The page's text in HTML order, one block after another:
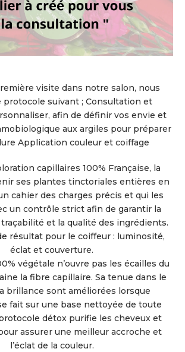
visite dans notre salon, nous
protocole suivant ; Consultation et
afin de définir vos envie et
aux argiles pour préparer
Application couleur et coiffage
capillaires 100% Française, la
ses plantes tinctoriales entières en
cahier des charges précis et qui les
un contrôle strict afin de garantir la
et la qualité des ingrédients.
résultat pour le coiffeur : luminosité,
éclat et couverture.
végétale n’ouvre pas les écailles du
la fibre capillaire. Sa tenue dans le
brillance sont améliorées lorsque
fait sur une base nettoyée de toute
détox purifie les cheveux et
assurer une meilleur accroche et
l’éclat de la couleur.